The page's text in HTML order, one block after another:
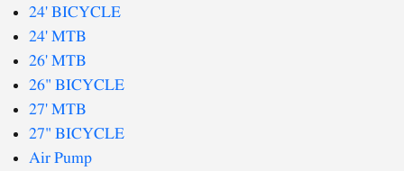
24' BICYCLE
24' MTB
26' MTB
26" BICYCLE
27' MTB
27" BICYCLE
Air Pump